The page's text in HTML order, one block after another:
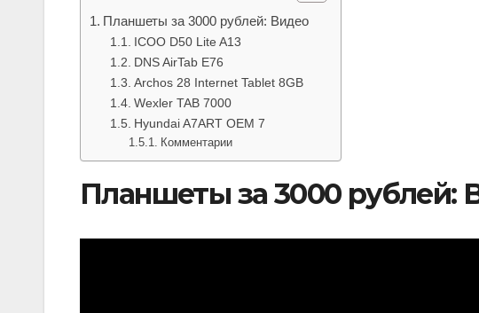
Планшеты за 3000 рублей: Видео
ICOO D50 Lite A13
DNS AirTab E76
Archos 28 Internet Tablet 8GB
Wexler TAB 7000
Hyundai A7ART OEM 7
Комментарии
Планшеты за 3000 рублей: